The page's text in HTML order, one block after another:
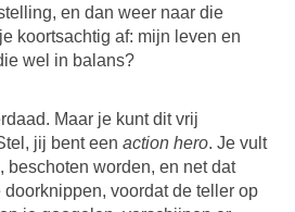
en dan weer naar die
koortsachtig af: mijn leven en
wel in balans?
Maar je kunt dit vrij
jij bent een action hero. Je vult
beschoten worden, en net dat
voordat de teller op